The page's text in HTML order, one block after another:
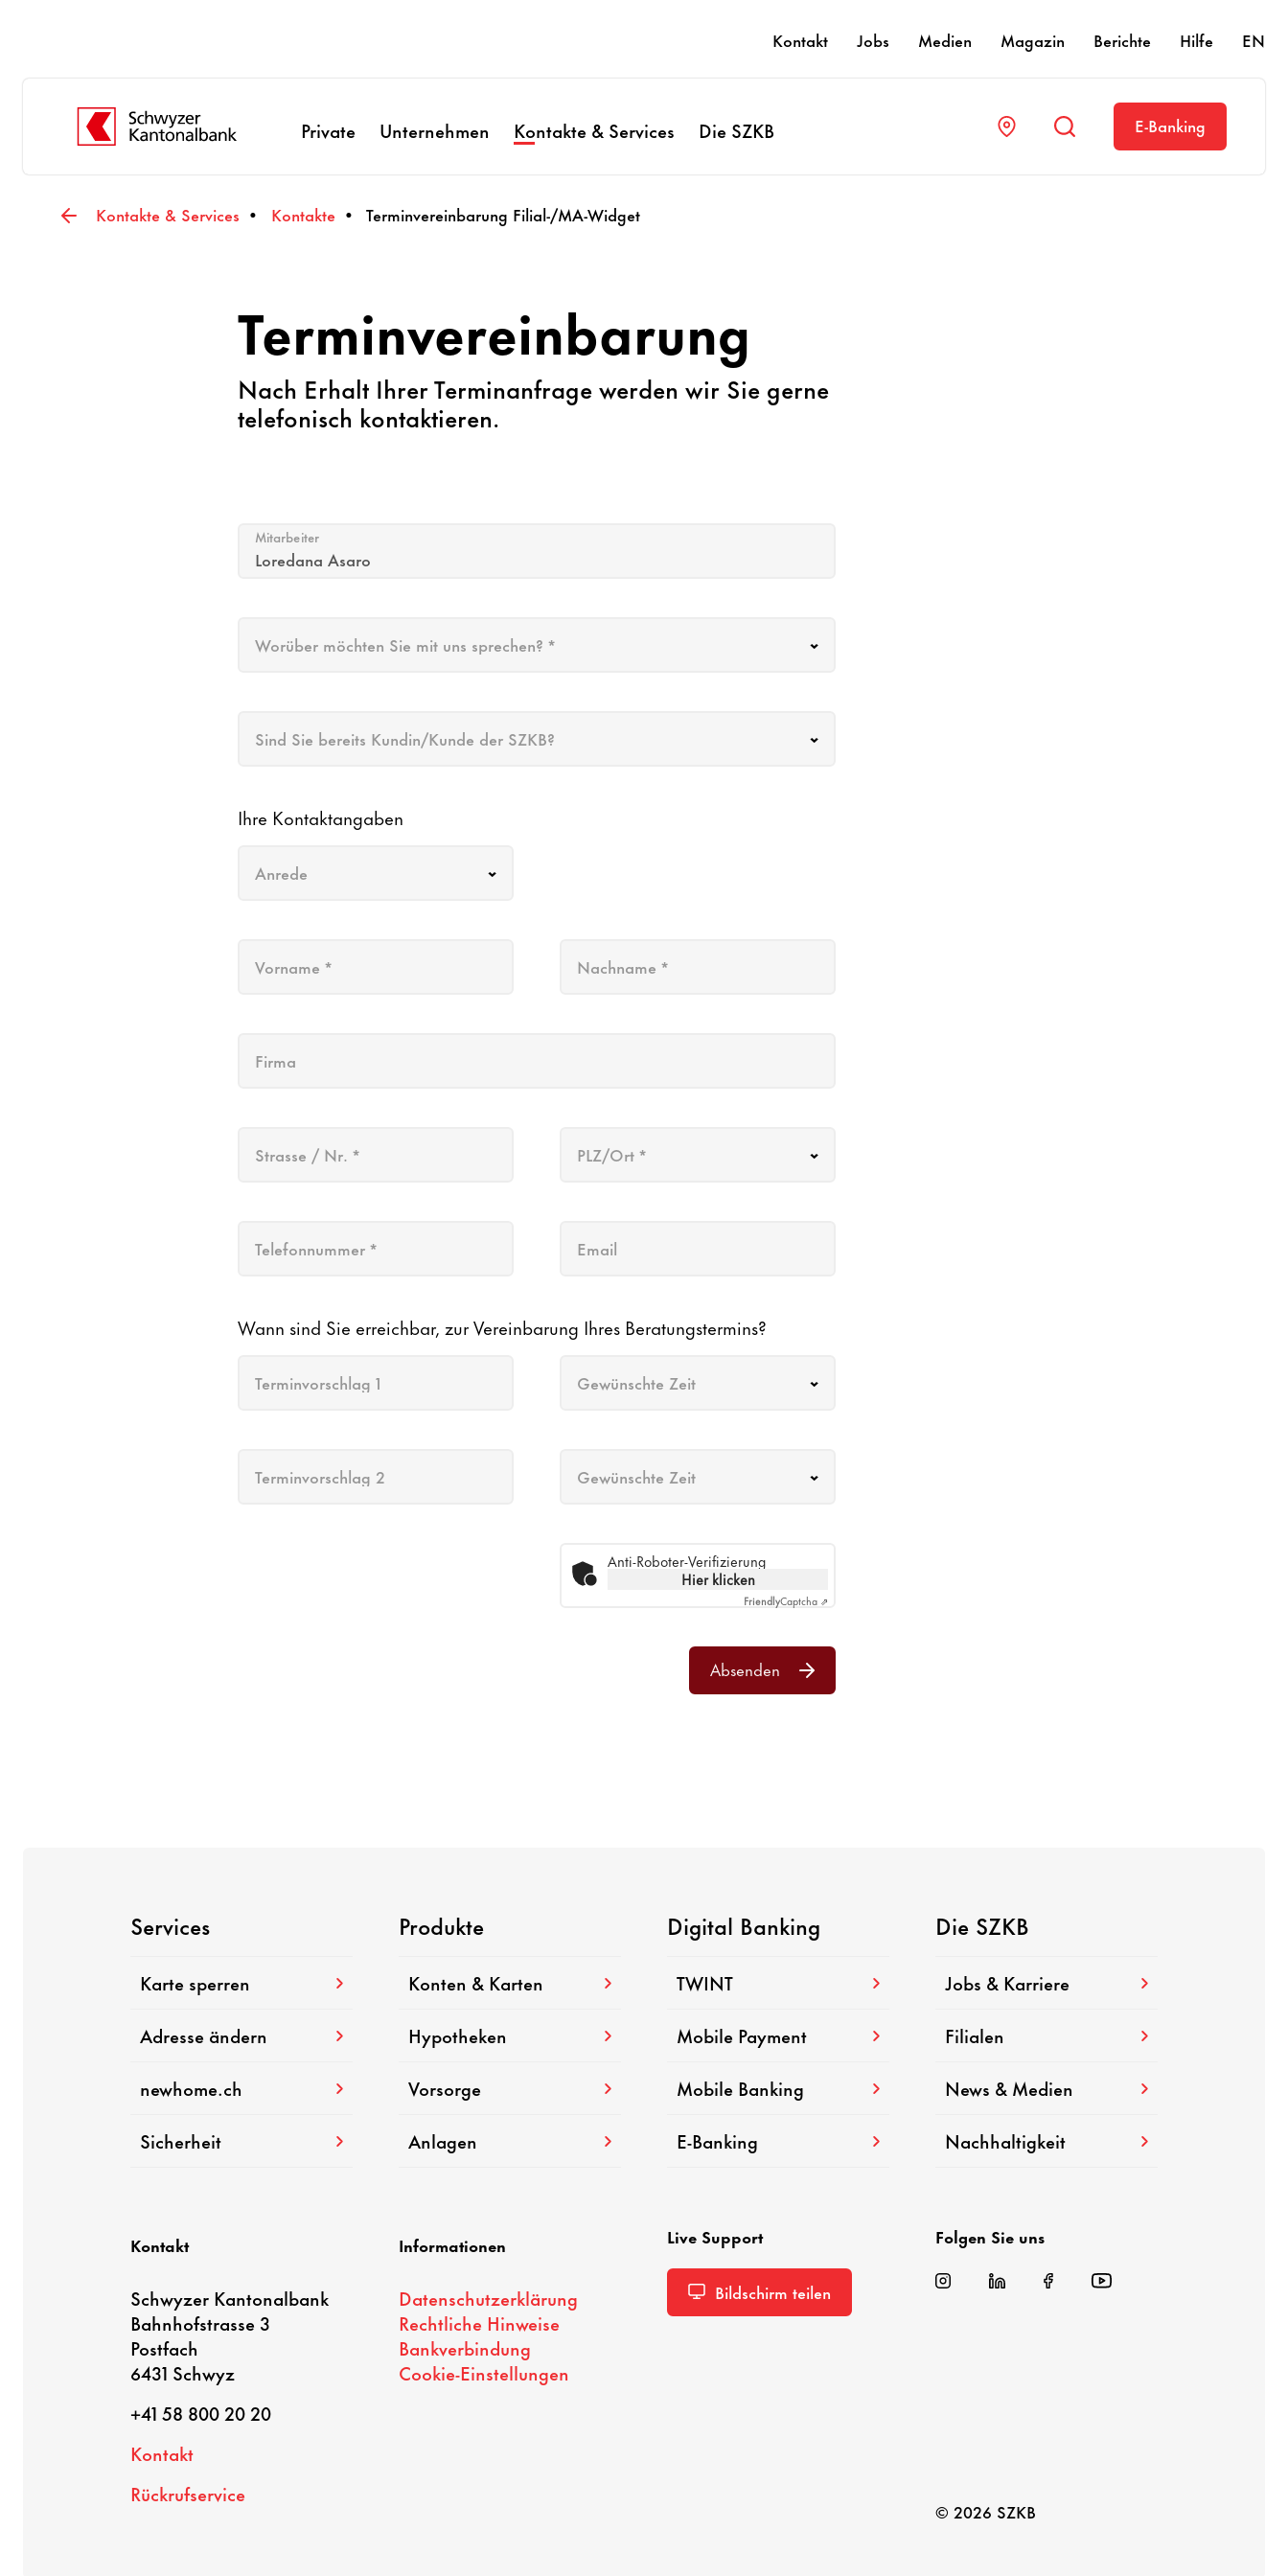
Kontakt Jobs Medien Magazin Berichte Hilfe EN
Private Unternehmen Kontakte & Services Die SZKB E-Banking
Kontakte & Services Kontakte Terminvereinbarung Filial-/MA-Widget
Terminvereinbarung
Nach Erhalt Ihrer Terminanfrage werden wir Sie gerne
telefonisch kontaktieren.
Mitarbeiter
Worüber möchten Sie mit uns sprechen? *
Sind Sie bereits Kundin/Kunde der SZKB?
Ihre Kontaktangaben
Anrede
Vorname * Nachname *
Firma
Strasse / Nr. * PLZ/Ort *
Telefonnummer * Email
Wann sind Sie erreichbar, zur Vereinbarung Ihres Beratungstermins?
Terminvorschlag 1 Gewünschte Zeit
Terminvorschlag 2 Gewünschte Zeit
Anti-Roboter-Verifizierung
Hier klicken
FriendlyCaptcha ⇗
Absenden
Services
Karte sperren
Adresse ändern
newhome.ch
Sicherheit
Produkte
Konten & Karten
Hypotheken
Vorsorge
Anlagen
Digital Banking
TWINT
Mobile Payment
Mobile Banking
E-Banking
Die SZKB
Jobs & Karriere
Filialen
News & Medien
Nachhaltigkeit
Kontakt
Schwyzer Kantonalbank
Bahnhofstrasse 3
Postfach
6431 Schwyz
+41 58 800 20 20
Kontakt
Rückrufservice
Informationen
Datenschutzerklärung
Rechtliche Hinweise
Bankverbindung
Cookie-Einstellungen
Live Support
Bildschirm teilen
Folgen Sie uns
© 2026 SZKB